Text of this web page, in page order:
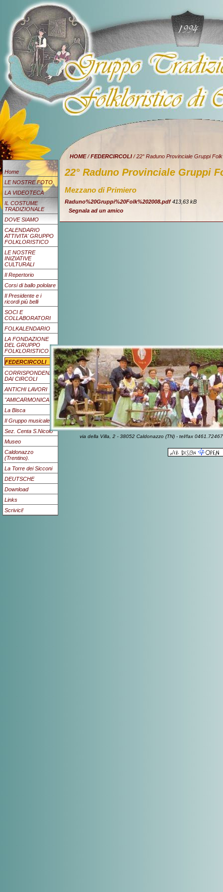
HOME/FEDERCIRCOLI/ 22° Raduno Provinciale Gruppi
Home
LE NOSTRE FOTO
LA VIDEOTECA
IL COSTUME
TRADIZIONALE
DOVE SIAMO
CALENDARIO
ATTIVITA' GRUPPO
FOLKLORISTICO
LE NOSTRE
INIZIATIVE
CULTURALI
Il Repertorio
Corsi di ballo pololare
Il Presidente e i
ricordi più belli
SOCI E
COLLABORATORI
FOLKALENDARIO
LA FONDAZIONE
DEL GRUPPO
FOLKLORISTICO
FEDERCIRCOLI
CORRISPONDENZA
DAI CIRCOLI
ANTICHI LAVORI
"AMICARMONICA"
La Bisca
Il Gruppo musicale
Sez. Centa S.Nicolò
Museo
Caldonazzo
(Trentino).
La Torre dei Sicconi
DEUTSCHE
Download
Links
Scrivici!
22° Raduno Provinciale Gruppi
Mezzano di Primiero
Raduno%20Gruppi%20Folk%202008.pdf413,63 kB
Segnala ad un amico
via della Villa, 2 - 38052 Caldonazzo (TN) - tel/fax